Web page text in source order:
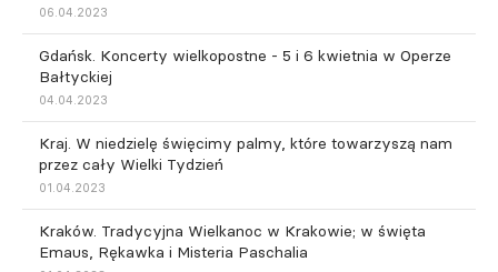
06.04.2023
Gdańsk. Koncerty wielkopostne - 5 i 6 kwietnia w Operze
Bałtyckiej
04.04.2023
Kraj. W niedzielę święcimy palmy, które towarzyszą nam
przez cały Wielki Tydzień
01.04.2023
Kraków. Tradycyjna Wielkanoc w Krakowie; w święta
Emaus, Rękawka i Misteria Paschalia